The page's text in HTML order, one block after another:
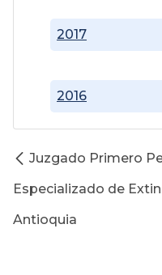
2016
2017
Juzgado Primero
Especializado de
Antioquia